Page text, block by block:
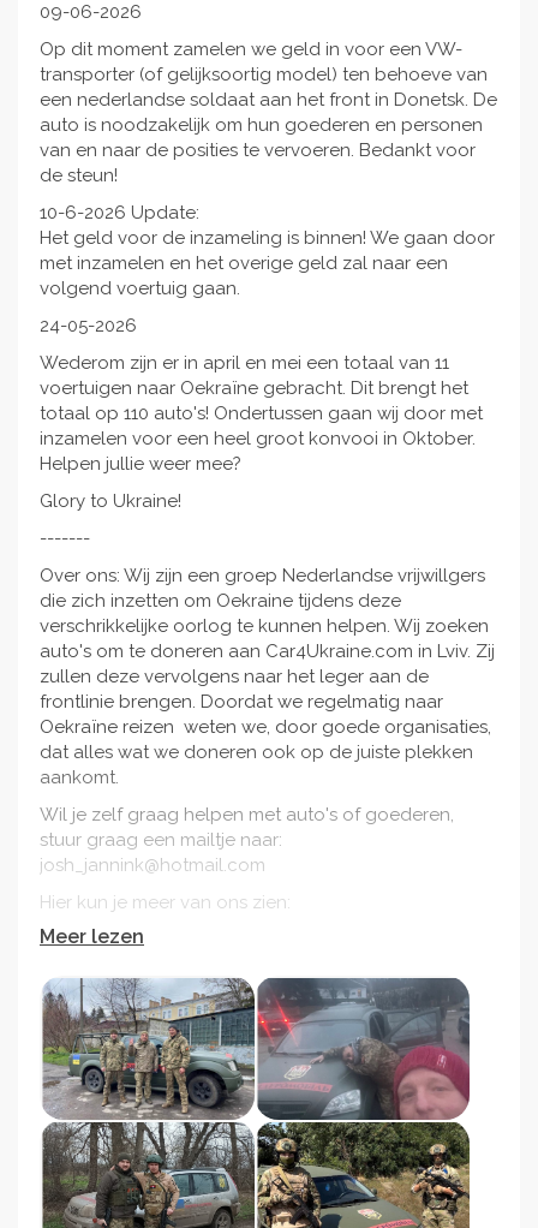
09-06-2026
Op dit moment zamelen we geld in voor een VW-
transporter (of gelijksoortig model) ten behoeve van
een nederlandse soldaat aan het front in Donetsk. De
auto is noodzakelijk om hun goederen en personen
van en naar de posities te vervoeren. Bedankt voor
de steun!
10-6-2026 Update:
Het geld voor de inzameling is binnen! We gaan door
met inzamelen en het overige geld zal naar een
volgend voertuig gaan.
24-05-2026
Wederom zijn er in april en mei een totaal van 11
voertuigen naar Oekraïne gebracht. Dit brengt het
totaal op 110 auto's! Ondertussen gaan wij door met
inzamelen voor een heel groot konvooi in Oktober.
Helpen jullie weer mee?
Glory to Ukraine!
-------
Over ons: Wij zijn een groep Nederlandse vrijwillgers
die zich inzetten om Oekraine tijdens deze
verschrikkelijke oorlog te kunnen helpen. Wij zoeken
auto's om te doneren aan Car4Ukraine.com in Lviv. Zij
zullen deze vervolgens naar het leger aan de
frontlinie brengen. Doordat we regelmatig naar
Oekraïne reizen weten we, door goede organisaties,
dat alles wat we doneren ook op de juiste plekken
aankomt.
Wil je zelf graag helpen met auto's of goederen,
stuur graag een mailtje naar:
josh_jannink@hotmail.com
Hier kun je meer van ons zien:
https://www.instagram.com/car4ukraine.nl?
qr
Meer lezen